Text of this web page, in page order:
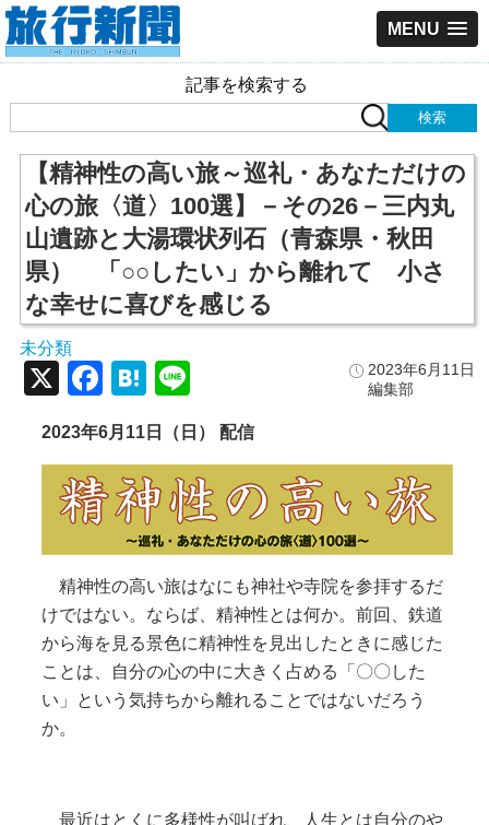
MENU
記事を検索する
【精神性の高い旅～巡礼・あなただけの
心の旅〈道〉100選】－その26－三内丸
山遺跡と大湯環状列石（青森県・秋田
県） 「○○したい」から離れて 小さ
な幸せに喜びを感じる
未分類
2023年6月11日
編集部
X Facebook
Hatena
2023年6月11日（日） 配信
精神性の高い旅はなにも神社や寺院を参拝するだ
けではない。ならば、精神性とは何か。前回、鉄道
から海を見る景色に精神性を見出したときに感じた
ことは、自分の心の中に大きく占める「〇〇した
い」という気持ちから離れることではないだろう
か。
最近はとくに多様性が叫ばれ、人生とは自分のや